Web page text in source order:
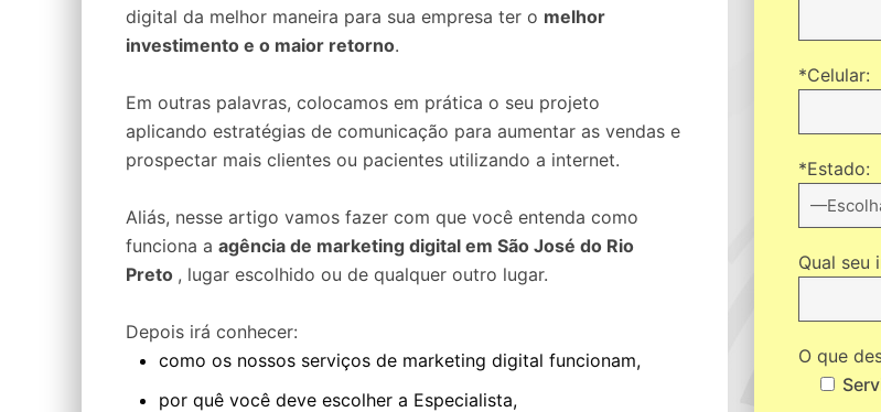
digital da melhor maneira para sua empresa ter o melhor
investimento e o maior retorno.
Em outras palavras, colocamos em prática o seu projeto
aplicando estratégias de comunicação para aumentar as vendas e
prospectar mais clientes ou pacientes utilizando a internet.
Aliás, nesse artigo vamos fazer com que você entenda como
funciona a agência de marketing digital em São José do Rio
Preto , lugar escolhido ou de qualquer outro lugar.
Depois irá conhecer:
como os nossos serviços de marketing digital funcionam,
por quê você deve escolher a Especialista,
*Celular:
*Estado:
Qual seu
O que